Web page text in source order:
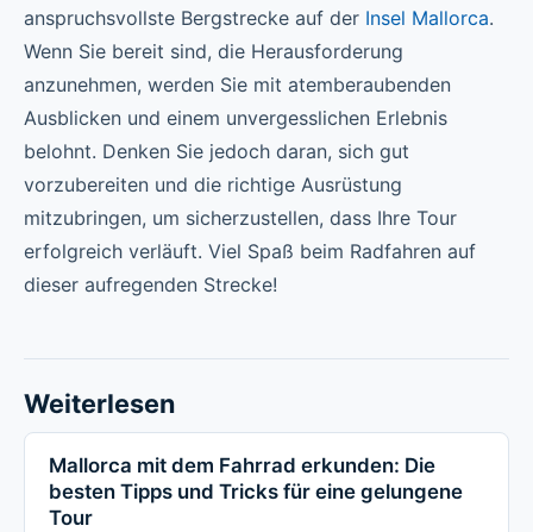
anspruchsvollste Bergstrecke auf der Insel Mallorca.
Wenn Sie bereit sind, die Herausforderung
anzunehmen, werden Sie mit atemberaubenden
Ausblicken und einem unvergesslichen Erlebnis
belohnt. Denken Sie jedoch daran, sich gut
vorzubereiten und die richtige Ausrüstung
mitzubringen, um sicherzustellen, dass Ihre Tour
erfolgreich verläuft. Viel Spaß beim Radfahren auf
dieser aufregenden Strecke!
Weiterlesen
Mallorca mit dem Fahrrad erkunden: Die
besten Tipps und Tricks für eine gelungene
Tour